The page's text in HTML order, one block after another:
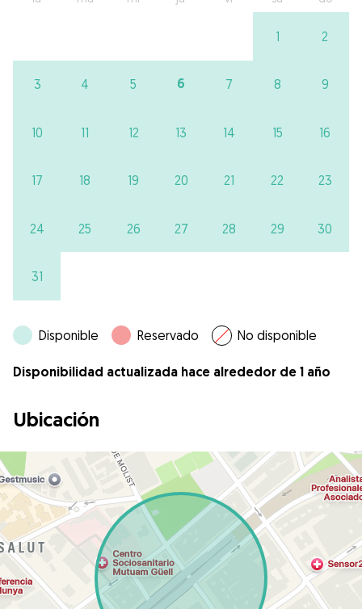
1 2
3 4 5 6 7 8 9
10 11 12 13 14 15 16
17 18 19 20 21 22 23
24 25 26 27 28 29 30
31
Disponible Reservado No disponible
Disponibilidad actualizada hace alrededor de 1 año
Ubicación